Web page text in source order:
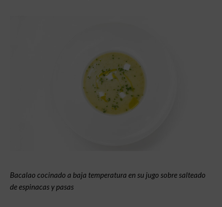
Bacalao cocinado a baja temperatura en su jugo sobre salteado
de espinacas y pasas